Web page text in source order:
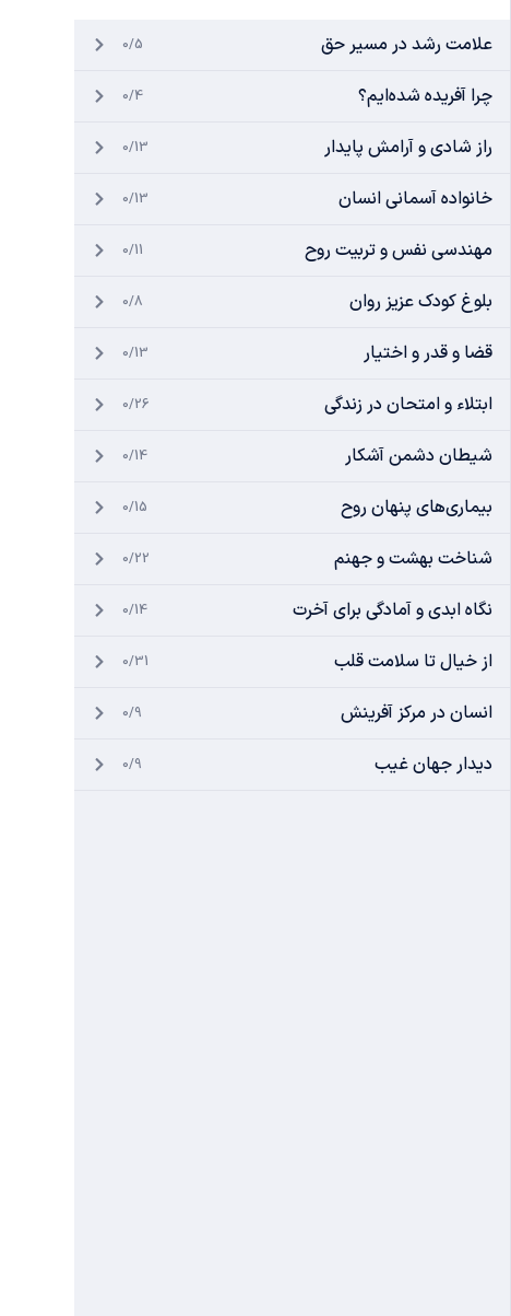
علامت رشد در مسیر حق 0/5
چرا آفریده شده‌ایم؟ 0/4
راز شادی و آرامش پایدار 0/13
خانواده آسمانی انسان 0/13
مهندسی نفس و تربیت روح 0/11
بلوغ کودک عزیز روان 0/8
قضا و قدر و اختیار 0/13
ابتلاء و امتحان در زندگی 0/26
شیطان دشمن آشکار 0/14
بیماری‌های پنهان روح 0/15
شناخت بهشت و جهنم 0/22
نگاه ابدی و آمادگی برای آخرت 0/14
از خیال تا سلامت قلب 0/31
انسان در مرکز آفرینش 0/9
دیدار جهان غیب 0/9